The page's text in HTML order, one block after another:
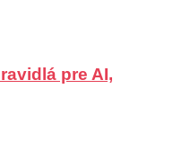
pre AI,